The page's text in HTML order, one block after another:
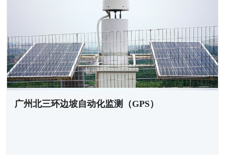
广州北三环边坡自动化监测（GPS）